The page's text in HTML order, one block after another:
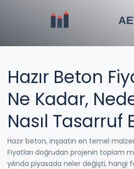
Hazır Beton
Ne Kadar,
Nasıl Tasarruf
Hazır beton, inşaatın en temel
Fiyatları doğrudan projenin toplam
yılında piyasada neler değişti, hangi